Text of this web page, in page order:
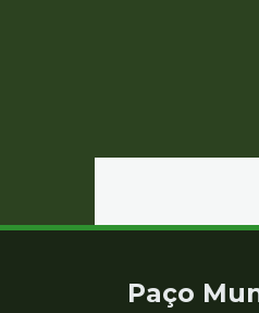
Paço